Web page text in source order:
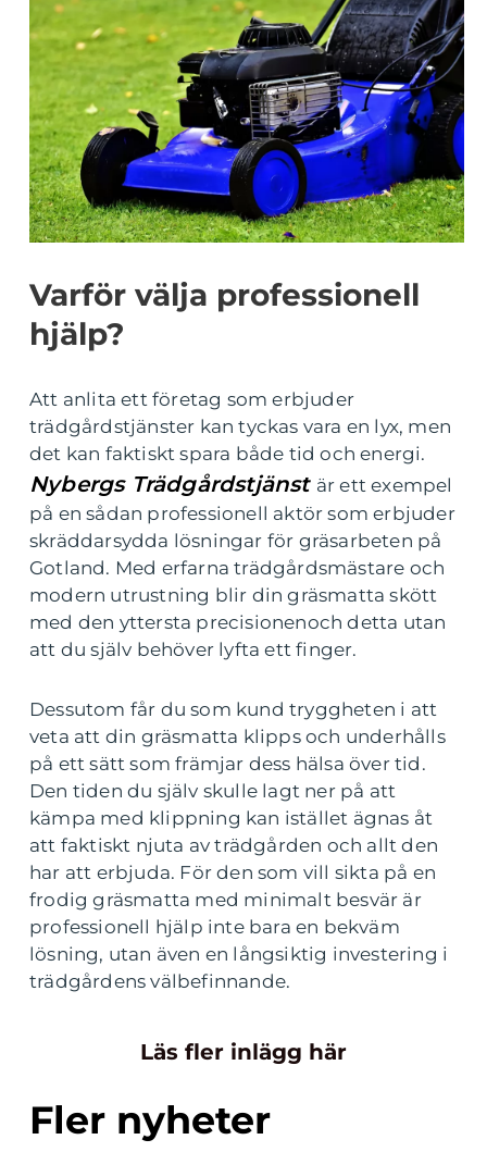
Varför välja professionell
hjälp?
Att anlita ett företag som erbjuder
trädgårdstjänster kan tyckas vara en lyx, men
det kan faktiskt spara både tid och energi.
Nybergs Trädgårdstjänst är ett exempel
på en sådan professionell aktör som erbjuder
skräddarsydda lösningar för gräsarbeten på
Gotland. Med erfarna trädgårdsmästare och
modern utrustning blir din gräsmatta skött
med den yttersta precisionenoch detta utan
att du själv behöver lyfta ett finger.
Dessutom får du som kund tryggheten i att
veta att din gräsmatta klipps och underhålls
på ett sätt som främjar dess hälsa över tid.
Den tiden du själv skulle lagt ner på att
kämpa med klippning kan istället ägnas åt
att faktiskt njuta av trädgården och allt den
har att erbjuda. För den som vill sikta på en
frodig gräsmatta med minimalt besvär är
professionell hjälp inte bara en bekväm
lösning, utan även en långsiktig investering i
trädgårdens välbefinnande.
Läs fler inlägg här
Fler nyheter